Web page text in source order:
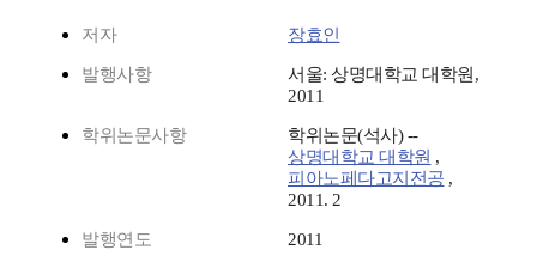
저자 장효인
발행사항
서울: 상명대학교 대학원,
2011
학위논문사항
학위논문(석사) --
상명대학교 대학원 ,
피아노페다고지전공 ,
2011. 2
발행연도 2011